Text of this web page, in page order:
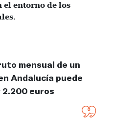
el entorno de los
mensual de un
Andalucía puede
euros